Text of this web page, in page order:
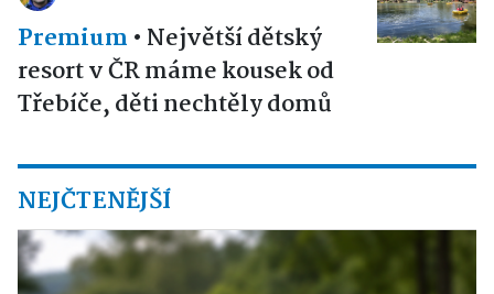
Premium • Největší dětský
resort v ČR máme kousek od
Třebíče, děti nechtěly domů
NEJČTENĚJŠÍ